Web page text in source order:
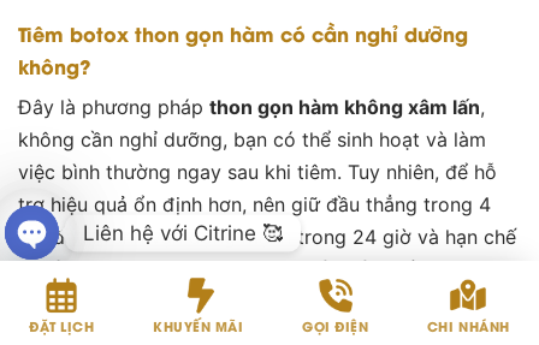
Tiêm botox thon gọn hàm có cần nghỉ dưỡng
không?
Đây là phương pháp thon gọn hàm không xâm lấn,
không cần nghỉ dưỡng, bạn có thể sinh hoạt và làm
việc bình thường ngay sau khi tiêm. Tuy nhiên, để hỗ
trợ hiệu quả ổn định hơn, nên giữ đầu thẳng trong 4
giờ đầu, tránh vận động mạnh trong 24 giờ và hạn chế
ăn đồ quá cứng hoặc dai trong tuần đầu để cơ hàm
được thư giãn và phục hồi tốt hơn.
ĐẶT LỊCH KHUYẾN MÃI GỌI ĐIỆN CHI NHÁNH
Liên hệ với Citrine 🥰
OPEN
CHATY